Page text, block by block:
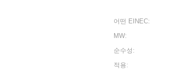
어떤 EINEC:
MW:
순수성:
적용: